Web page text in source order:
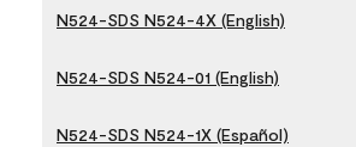
N524-SDS N524-4X (English)
N524-SDS N524-01 (English)
N524-SDS N524-1X (Español)